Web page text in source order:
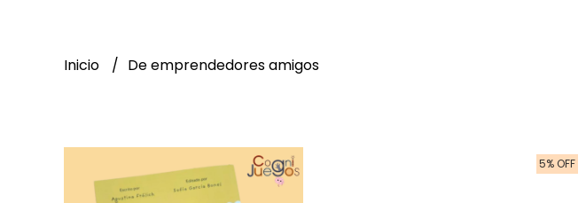
Inicio De emprendedores amigos
5% OFF